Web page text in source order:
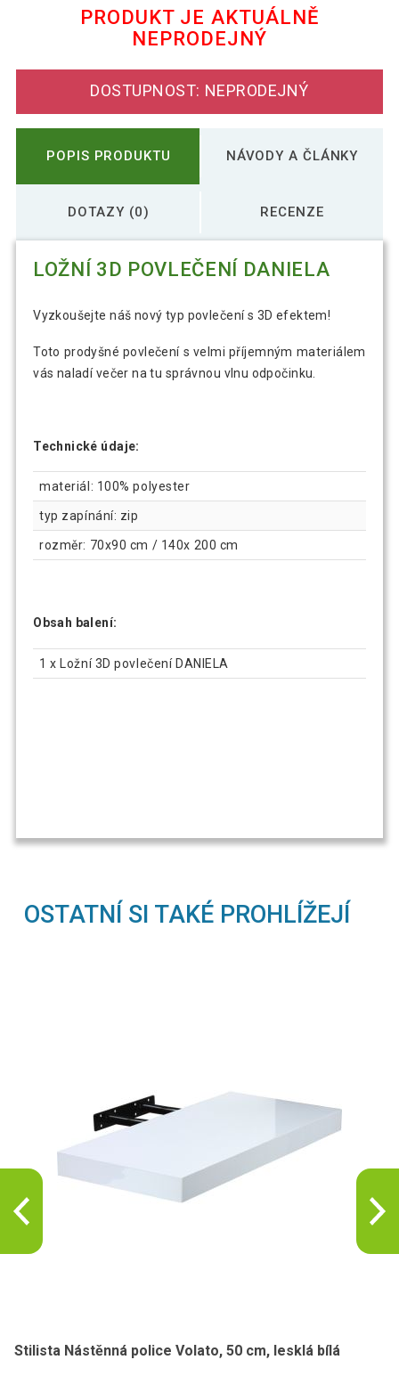
PRODUKT JE AKTUÁLNĚ
NEPRODEJNÝ
DOSTUPNOST: NEPRODEJNÝ
POPIS PRODUKTU NÁVODY A ČLÁNKY
DOTAZY (0) RECENZE
LOŽNÍ 3D POVLEČENÍ DANIELA
Vyzkoušejte náš nový typ povlečení s 3D efektem!
Toto prodyšné povlečení s velmi příjemným materiálem
vás naladí večer na tu správnou vlnu odpočinku.
Technické údaje:
materiál: 100% polyester
typ zapínání: zip
rozměr: 70x90 cm / 140x 200 cm
Obsah balení:
1 x Ložní 3D povlečení DANIELA
OSTATNÍ SI TAKÉ PROHLÍŽEJÍ
Stilista Nástěnná police Volato, 50 cm, lesklá bílá